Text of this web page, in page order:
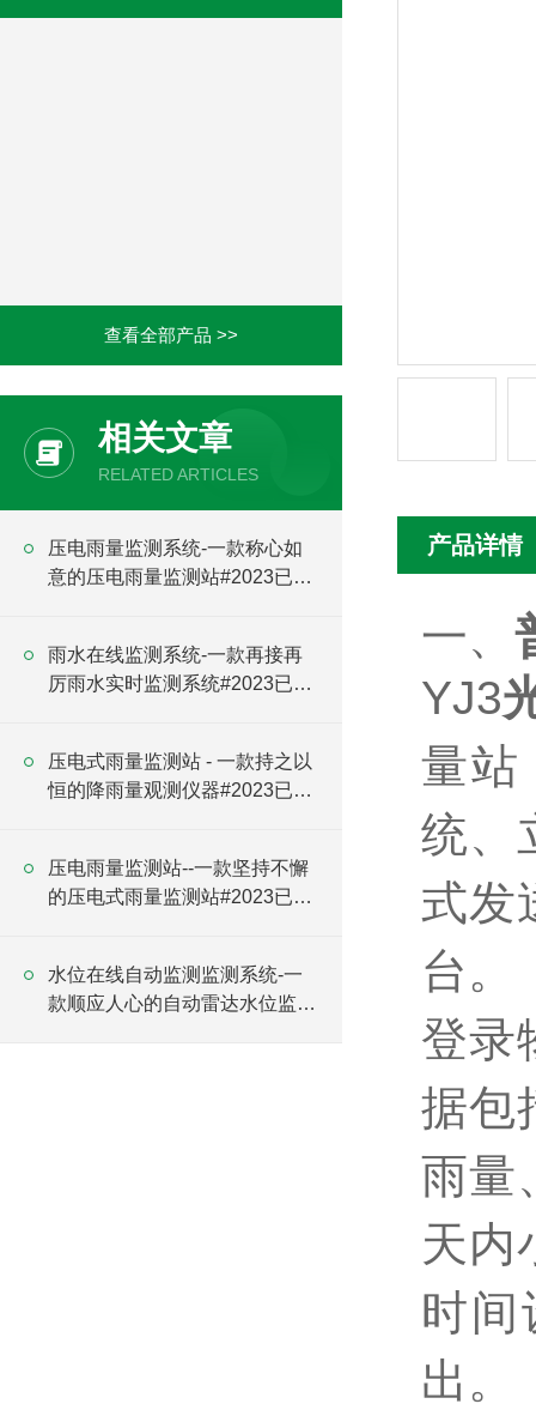
查看全部产品 >>
相关文章
RELATED ARTICLES
压电雨量监测系统-一款称心如
意的压电雨量监测站#2023已更
雨水在线监测系统-一款再接再
厉雨水实时监测系统#2023已更
压电式雨量监测站 - 一款持之以
恒的降雨量观测仪器#2023已更
压电雨量监测站--一款坚持不懈
的压电式雨量监测站#2023已更
水位在线自动监测监测系统-一
款顺应人心的自动雷达水位监测
产品详情
一、
YJ3
量站
统、
式发
台。
登录
据包
雨量
天内
时间
出。